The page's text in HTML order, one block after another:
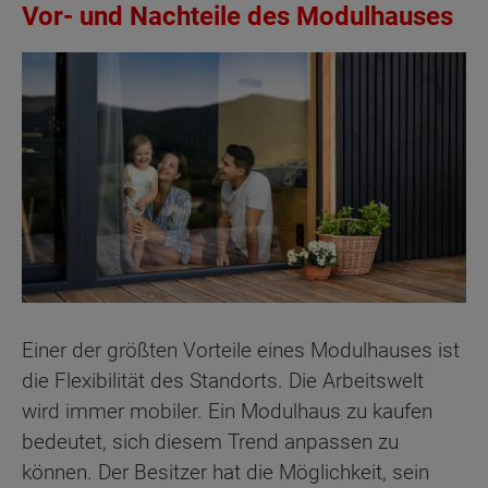
Vor- und Nachteile des Modulhauses
Einer der größten Vorteile eines Modulhauses ist
die Flexibilität des Standorts. Die Arbeitswelt
wird immer mobiler. Ein Modulhaus zu kaufen
bedeutet, sich diesem Trend anpassen zu
können. Der Besitzer hat die Möglichkeit, sein